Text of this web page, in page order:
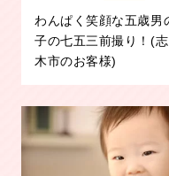
わんぱく笑顔な五歳男
子の七五三前撮り！(志
木市のお客様)